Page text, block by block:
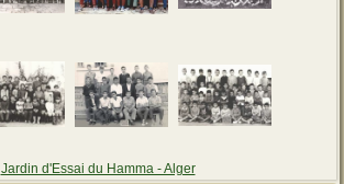
Jardin d'Essai du Hamma - Alger